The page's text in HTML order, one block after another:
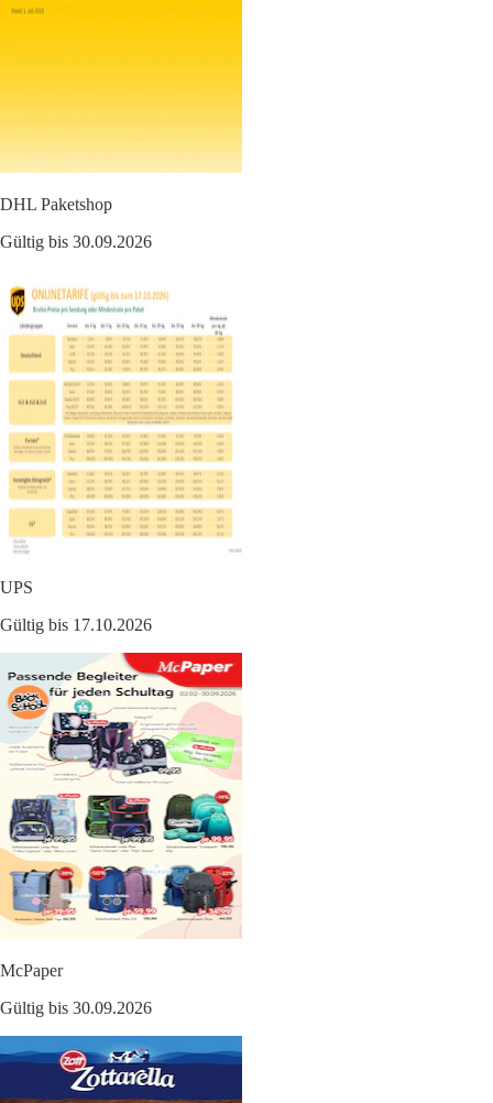
DHL Paketshop
Gültig bis 30.09.2026
UPS
Gültig bis 17.10.2026
McPaper
Gültig bis 30.09.2026